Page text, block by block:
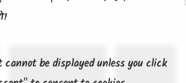
cannot be displayed unless you click